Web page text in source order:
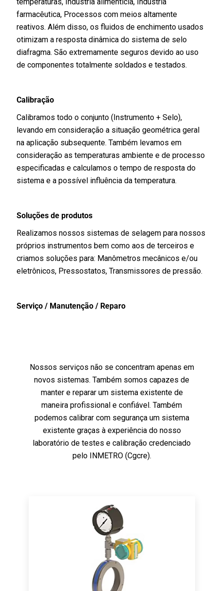
farmacêutica, Processos com meios altamente
reativos. Além disso, os fluidos de enchimento usados
otimizam a resposta dinâmica do sistema de selo
diafragma. São extremamente seguros devido ao uso
de componentes totalmente soldados e testados.
Calibração
Calibramos todo o conjunto (Instrumento + Selo),
levando em consideração a situação geométrica geral
na aplicação subsequente. Também levamos em
consideração as temperaturas ambiente e de processo
especificadas e calculamos o tempo de resposta do
sistema e a possível influência da temperatura.
Soluções de produtos
Realizamos nossos sistemas de selagem para nossos
próprios instrumentos bem como aos de terceiros e
criamos soluções para: Manômetros mecânicos e/ou
eletrônicos, Pressostatos, Transmissores de pressão.
Serviço / Manutenção / Reparo
Nossos serviços não se concentram apenas em
novos sistemas. Também somos capazes de
manter e reparar um sistema existente de
maneira profissional e confiável. Também
podemos calibrar com segurança um sistema
existente graças à experiência do nosso
laboratório de testes e calibração credenciado
pelo INMETRO (Cgcre).